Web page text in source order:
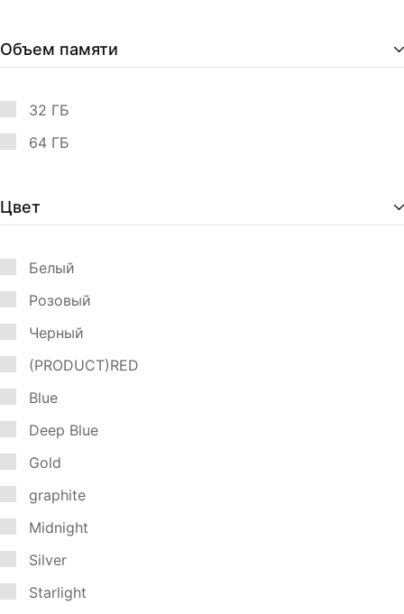
Объем памяти
32 ГБ
64 ГБ
Цвет
Белый
Розовый
Черный
(PRODUCT)RED
Blue
Deep Blue
Gold
graphite
Midnight
Silver
Starlight